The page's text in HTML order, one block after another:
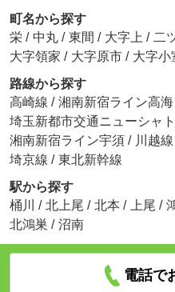
町名から探す
栄 / 中丸 / 東間 / 大字上 / 二
大字領家 / 大字原市 / 大字小
路線から探す
高崎線 / 湘南新宿ライン高海
埼玉新都市交通ニューシャ
湘南新宿ライン宇須 / 川越線
埼京線 / 東北新幹線
駅から探す
桶川
/ 北上尾 / 北本 / 上尾 /
北鴻巣 / 沼南
電話で